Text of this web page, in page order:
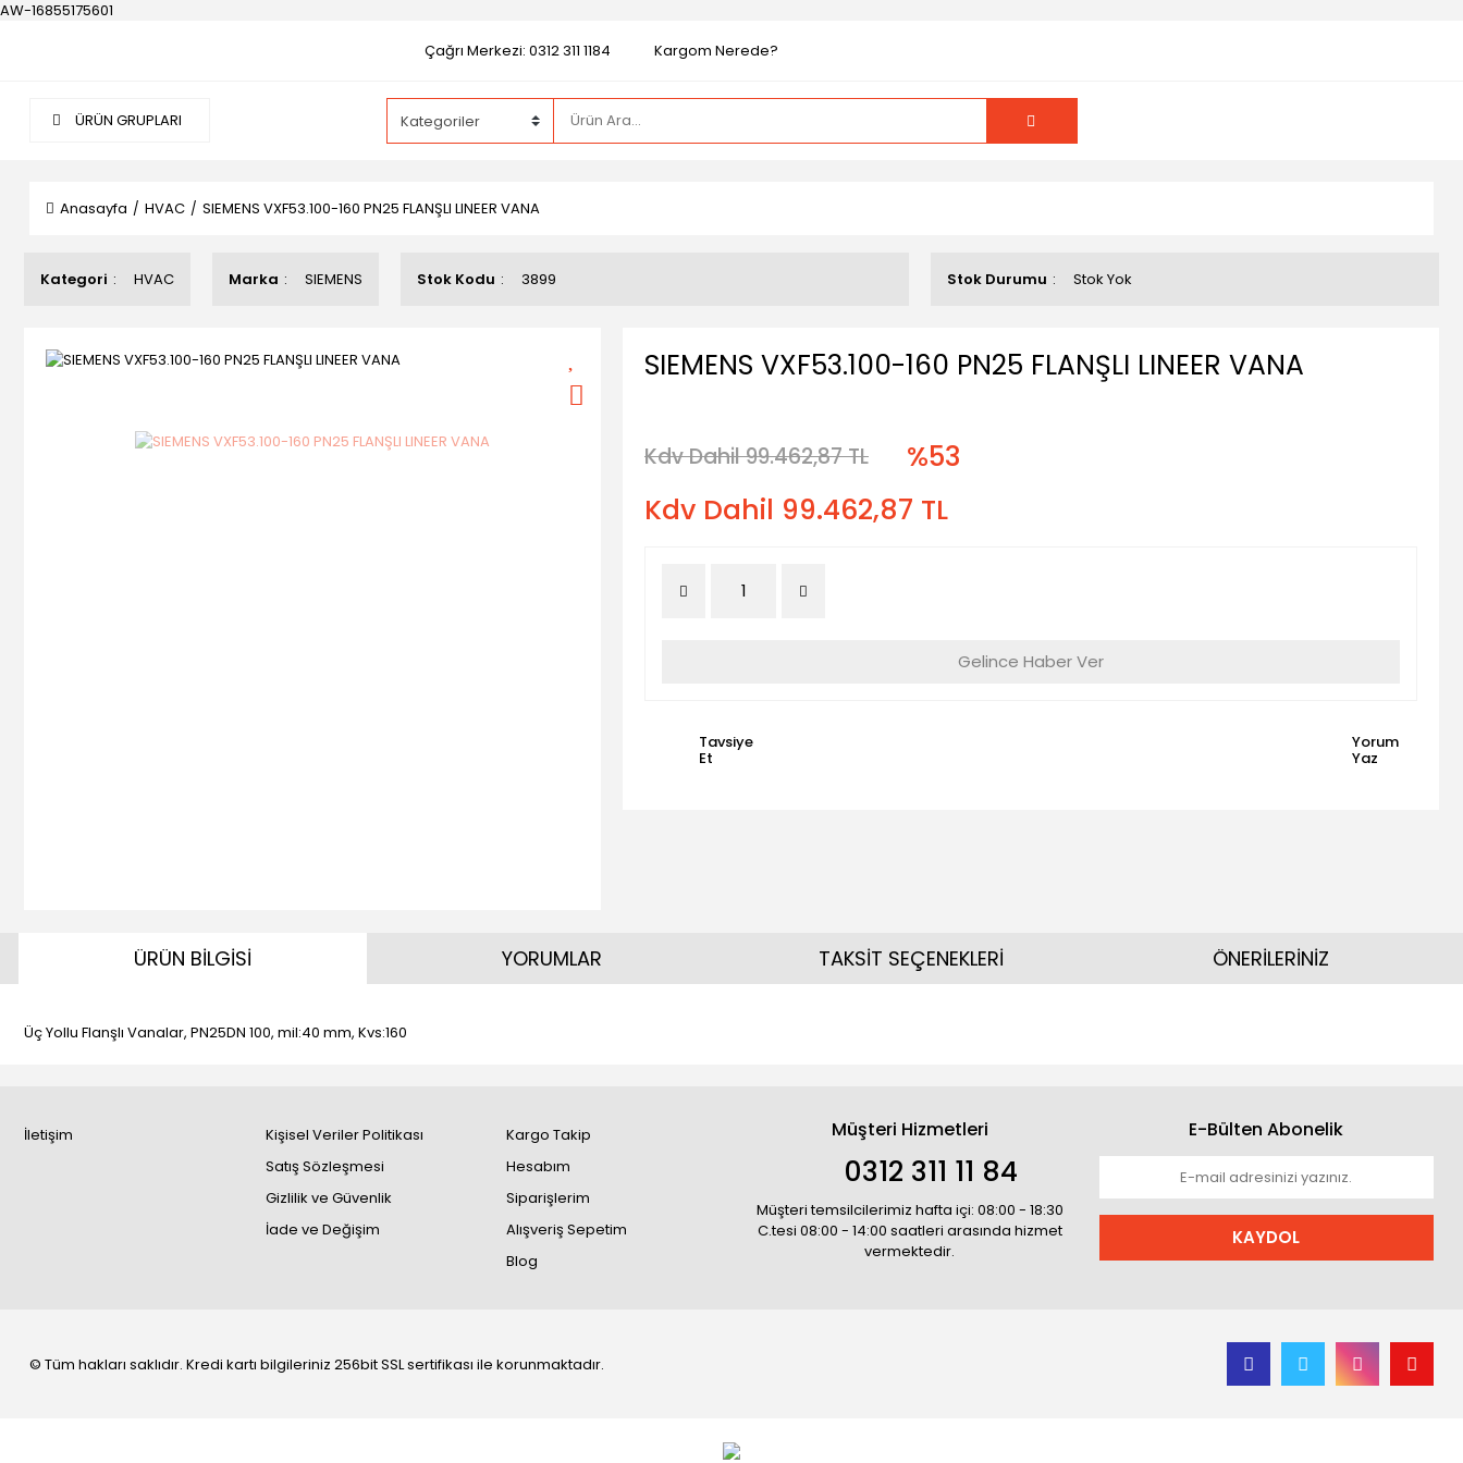
AW-16855175601
Çağrı Merkezi: 0312 311 1184
Kargom Nerede?
ÜRÜN GRUPLARI
Anasayfa HVAC SIEMENS VXF53.100-160 PN25 FLANŞLI LINEER VANA
Kategori HVAC Marka SIEMENS Stok Kodu 3899 Stok Durumu Stok Yok
SIEMENS VXF53.100-160 PN25 FLANŞLI LINEER VANA
Kdv Dahil 99.462,87 TL
%53
Kdv Dahil 99.462,87 TL
Gelince Haber Ver
Tavsiye
Et
Yorum
Yaz
ÜRÜN BİLGİSİ
Üç Yollu Flanşlı Vanalar, PN25DN 100, mil:40 mm, Kvs:160
YORUMLAR TAKSİT SEÇENEKLERİ ÖNERİLERİNİZ
İletişim
Kişisel Veriler Politikası
Satış Sözleşmesi
Gizlilik ve Güvenlik
İade ve Değişim
Kargo Takip
Hesabım
Siparişlerim
Alışveriş Sepetim
Blog
Müşteri Hizmetleri
0312 311 11 84
Müşteri temsilcilerimiz hafta içi: 08:00 - 18:30
C.tesi 08:00 - 14:00 saatleri arasında hizmet
vermektedir.
E-Bülten Abonelik
KAYDOL
© Tüm hakları saklıdır. Kredi kartı bilgileriniz 256bit SSL sertifikası ile korunmaktadır.